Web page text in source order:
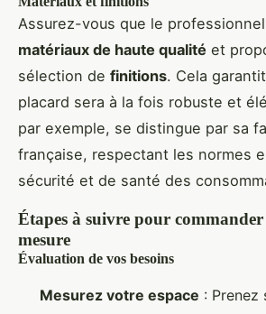
Assurez-vous que le
matériaux de haute qualité et
sélection de finitions. Cela
placard sera à la fois robuste et
par exemple, se distingue par sa
française, respectant les normes
sécurité et de santé des
Étapes à suivre pour
mesure
Évaluation de vos besoins
Mesurez votre espace : Prenez